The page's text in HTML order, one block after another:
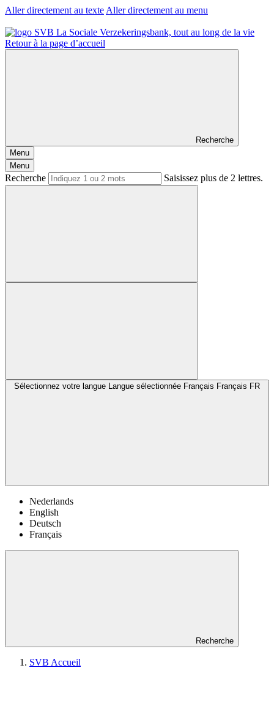
Aller directement au texte Aller directement au menu
Retour à la page d’accueil
Recherche
Menu
Menu
Recherche Saisissez plus de 2 lettres.
Sélectionnez votre langue Langue sélectionnée Français Français FR
Nederlands
English
Deutsch
Français
Recherche
SVB Accueil